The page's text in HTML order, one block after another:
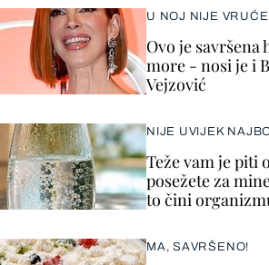
U NOJ NIJE VRUĆE
Ovo je savršena
more - nosi je i
Vejzović
NIJE UVIJEK
Teže vam je piti
posežete za
to čini
MA, SAVRŠENO!